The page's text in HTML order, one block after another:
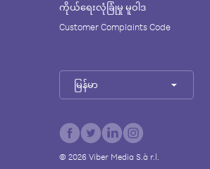
ကိုယ်ရေးလုံခြုံမှု မူဝါဒ
Customer Complaints Code
မြန်မာ
© 2026Viber Media S.à r.l.